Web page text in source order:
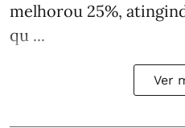
melhorou 25%,
qu ...
Ver